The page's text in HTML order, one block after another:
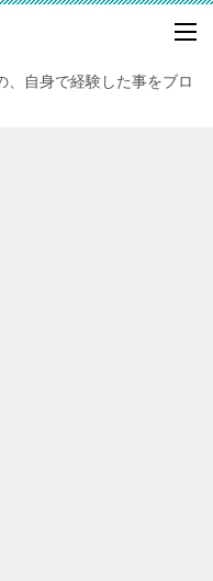
、自身で経験した事をブロ